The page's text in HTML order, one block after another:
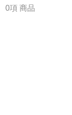
0項 商品